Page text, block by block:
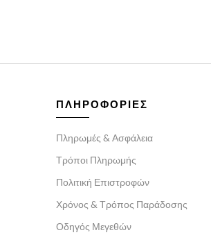
ΠΛΗΡΟΦΟΡΙΕΣ
Πληρωμές & Ασφάλεια
Τρόποι Πληρωμής
Πολιτική Επιστροφών
Χρόνος & Τρόπος Παράδοσης
Οδηγός Μεγεθών